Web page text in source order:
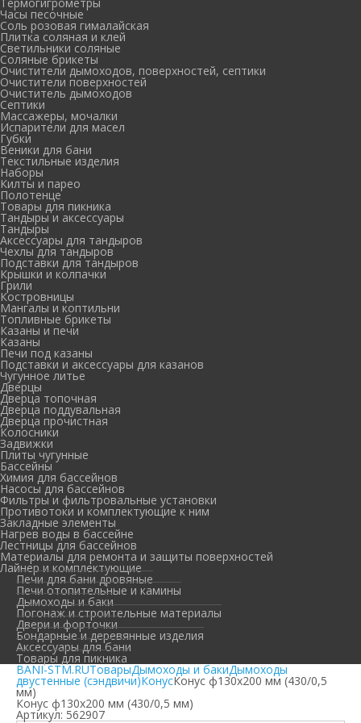
Часы песочные
Соль розовая гималайская
Плитка соляная и клей
Светильники соляные
Соляные брикеты
Очистители дымоходов, поверхностей, септики
Очистители поверхностей
Очиститель дымоходов
Септики
Массажеры, мочалки
Испарители для масел
Губки
Веники для бани
Текстильные изделия
Наборы
Килты и парео
Полотенце
Товары для пикника
Тандыры и аксессуары
Тандыры
Аксессуары для тандыров
Чехлы для тандыров
Подставки для тандыров
Крышки и колпачки
Грили
Костровницы
Мангалы и коптильни
Топливные брикеты
Казаны и печи
Казаны
Печи под казаны
Подставки и аксессуары для казанов
Чугунное литье
Дверцы
Дверца топочная
Дверца поддувальная
Дверца прочистная
Колосники
Задвижки
Плиты чугунные
Бассейны
Химия для бассейнов
Насосы для бассейнов
Фильтры и фильтровальные установки
Противотоки и комплектующие к ним
Закладные элементы
Нагрев воды в бассейне
Лестницы для бассейнов
Материалы для ремонта и защиты поверхностей
Лайнер и комплектующие
Печи для бани дровяные
Печи отопительные и камины
Дымоходы и баки
Погонаж и строительные материалы
Двери и форточки
Бондарные и деревянные изделия
Аксессуары для бани
Товары для пикника
BANI-STM.RUТоварыДымоходы и бакиДымоходы
двустенные (сэндвичи)КонусКонус ф130х200 мм (430/0,5
мм)
Конус ф130х200 мм (430/0,5 мм)
Артикул: 562907